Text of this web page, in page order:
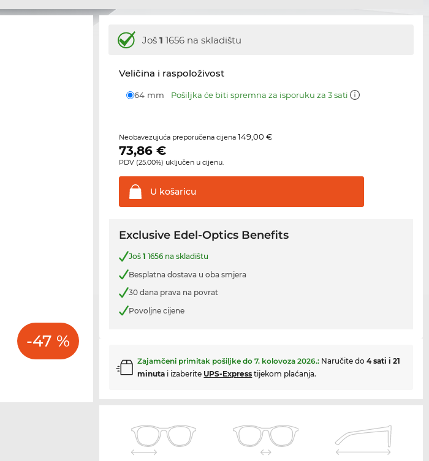
-47 %
Još1 1656 na skladištu
Veličina i raspoloživost
64 mm Pošiljka će biti spremna za isporuku za 3 sati
Neobavezujuća preporučena cijena149,00 €
73,86 €
PDV (25.00%) uključen u cijenu.
U košaricu
Exclusive Edel-Optics Benefits
Još1 1656 na skladištu
Besplatna dostava u oba smjera
30 dana prava na povrat
Povoljne cijene
Zajamčeni primitak pošiljke do7. kolovoza 2026.: Naručite do4 sati i 21
minuta i izaberite UPS-Express tijekom plaćanja.